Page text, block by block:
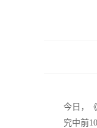
今日，
究中前